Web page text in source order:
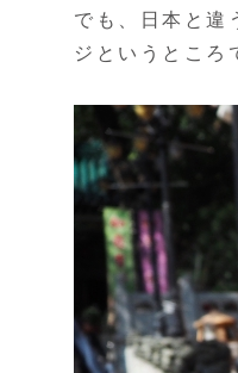
でも、日本と違
ジというところ